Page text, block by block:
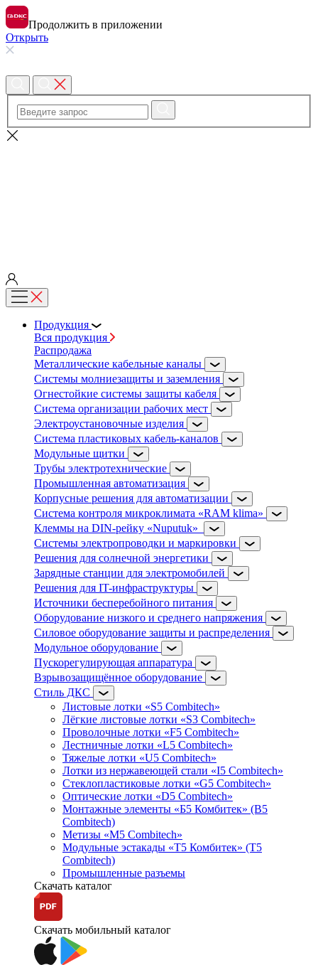
Продолжить в приложении
Открыть
Продукция
Вся продукция
Распродажа
Металлические кабельные каналы
Системы молниезащиты и заземления
Огнестойкие системы защиты кабеля
Система организации рабочих мест
Электроустановочные изделия
Система пластиковых кабель-каналов
Модульные щитки
Трубы электротехнические
Промышленная автоматизация
Корпусные решения для автоматизации
Система контроля микроклимата «RAM klima»
Клеммы на DIN-рейку «Nuputuk»
Системы электропроводки и маркировки
Решения для солнечной энергетики
Зарядные станции для электромобилей
Решения для IT-инфраструктуры
Источники бесперебойного питания
Оборудование низкого и среднего напряжения
Силовое оборудование защиты и распределения
Модульное оборудование
Пускорегулирующая аппаратура
Взрывозащищённое оборудование
Стиль ДКС
Листовые лотки «S5 Combitech»
Лёгкие листовые лотки «S3 Combitech»
Проволочные лотки «F5 Combitech»
Лестничные лотки «L5 Combitech»
Тяжелые лотки «U5 Combitech»
Лотки из нержавеющей стали «I5 Combitech»
Стеклопластиковые лотки «G5 Combitech»
Оптические лотки «D5 Combitech»
Монтажные элементы «Б5 Комбитек» (B5
Combitech)
Метизы «M5 Combitech»
Модульные эстакады «Т5 Комбитек» (T5
Combitech)
Промышленные разъемы
Скачать каталог
Скачать мобильный каталог